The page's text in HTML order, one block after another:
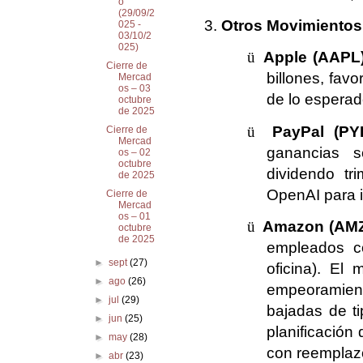
Otros
ü Apple
billones,
de lo
ü
PayPal
ganancias
dividendo
OpenAI para
ü Amazon
empleados
oficina). El
bajadas de
planificación
con
(29/09/2
025 -
03/10/2
025)
Cierre de
Mercad
os – 03
octubre
de 2025
Cierre de
Mercad
os – 02
octubre
de 2025
Cierre de
Mercad
os – 01
octubre
de 2025
► sept(27)
► ago (26)
► jul (29)
► jun (25)
► may (28)
► abr (23)